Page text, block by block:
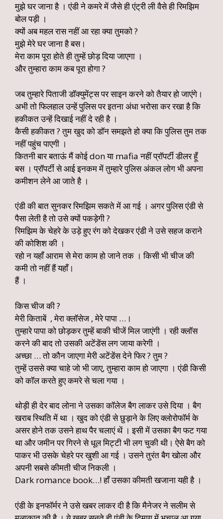
मुझे घर जाना है । एंडी ने कमरे में जैसे ही एंट्री ली वैसे ही रिमझिम
बोल पड़ी ।
क्यों अब महल रास नहीं आ रहा क्या तुमको ?
मुझे मेरे घर जाना है बस।
मेरा काम पूरा होते ही तुम्हें छोड़ दिया जाएगा ।
और तुम्हारा काम कब पूरा होगा ?
जब तुम्हारे पिताजी डॉक्युमेंट्स पर साइन करने को तैयार हो जाएंगे।
अभी तो फिलहाल उन्हें पुलिस पर इतना अंधा भरोसा कर रखा है कि
हकीकत उन्हें दिखाई नहीं दे रही है ।
कैसी हकीकत ? तुम खुद को डॉन समझते हो क्या कि पुलिस तुम तक
नहीं पहुंच पाएगी ।
कितनी बार बताऊं मैं कोई don या mafia नहीं प्रॉपर्टी डीलर हूँ
बस । प्रॉपर्टी से आई इनकम में तुम्हारे पुलिस अंकल लोग भी अपना
कमीशन लेने आ जाते है ।
एंडी की बात सुनकर रिमझिम सकते में आ गई । अगर पुलिस एंडी से
पैसा लेती है तो उसे क्यों पकड़ेगी ?
रिमझिम के चेहरे के उड़े हुए रंग को देखकर एंडी ने उसे सहज कराने
की कोशिश की ।
रहो न यहाँ आराम से मेरा काम हो जाने तक । किसी भी चीज की
कमी तो नहीं हैं यहाँ।
हैं ।
किस चीज की ?
मेरी किताबें , मेरा क्लॉसेज , मेरे पापा …।
तुम्हारे पापा को छोड़कर तुम्हें बाकी चीजें मिल जाएंगी । रही क्लॉस
करने की बाद तो उसकी अटेंडेंस लग जाया करेगी ।
अच्छा … तो कौन जाएगा मेरी अटेंडेंस देने फिर ? तुम ?
तुम्हें उससे क्या चाहे जो भी जाए, तुम्हारा काम हो जाएगा । एंडी किसी
को कॉल करते हुए कमरे से चला गया ।
थोड़ी ही देर बाद लोना ने उसका कॉलेज बैग लाकर उसे दिया । बैग
खराब स्थिति में था । खुद को एंडी से छुड़ाने के लिए क्लोरोफॉर्म के
असर होने तक उसने हाथ पैर चलाएं थें । इसी में उसका बैग फट गया
था और जमीन पर गिरने से धूल मिट्टी भी लग चुकी थी। ऐसे बैग को
पाकर भी उसके चेहरे पर खुशी आ गई । उसने तुरंत बैग खोला और
अपनी सबसे कीमती चीज निकली ।
Dark romance book…! हाँ उसका कीमती खजाना यही है ।
एंडी के इनफॉर्मर ने उसे खबर लाकर दी है कि मैनेजर ने सलीम से